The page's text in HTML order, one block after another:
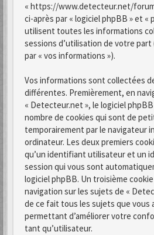
« https://www.detecteur.net/
ci-après par « logiciel phpBB » et «
utilisent toutes les informations
sessions d’utilisation de votre part
par « vos informations »).
Vos informations sont collectées
différentes. Premièrement, en
« Detecteur.net », le logiciel
nombre de cookies qui sont de
temporairement par le navigateur
ordinateur. Les deux premiers
qu’un identifiant utilisateur et un
session qui vous sont
logiciel phpBB. Un troisième
navigation sur les sujets de «
de ce fait tous les sujets que vous
permettant d’améliorer votre
tant qu’utilisateur.